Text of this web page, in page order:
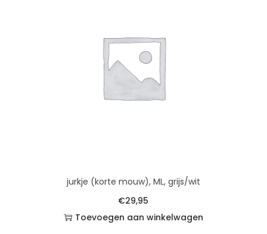
jurkje (korte mouw), ML, grijs/wit
€29,95
Toevoegen aan winkelwagen